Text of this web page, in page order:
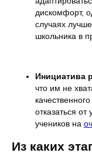
дискомфорт,
случаях
школьника в
Инициатива
что им не
отказаться от
учеников на
Из каких